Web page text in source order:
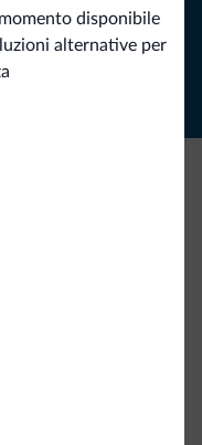
disponibile
alternative per
collezione firmata